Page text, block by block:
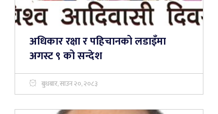
अधिकार रक्षा र पहिचानको लडाइँमा
अगस्ट ९ को सन्देश
बुधबार, साउन २०, २०८३